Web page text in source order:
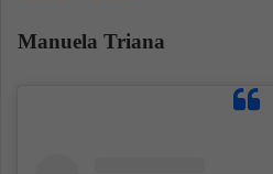
Manuela Triana